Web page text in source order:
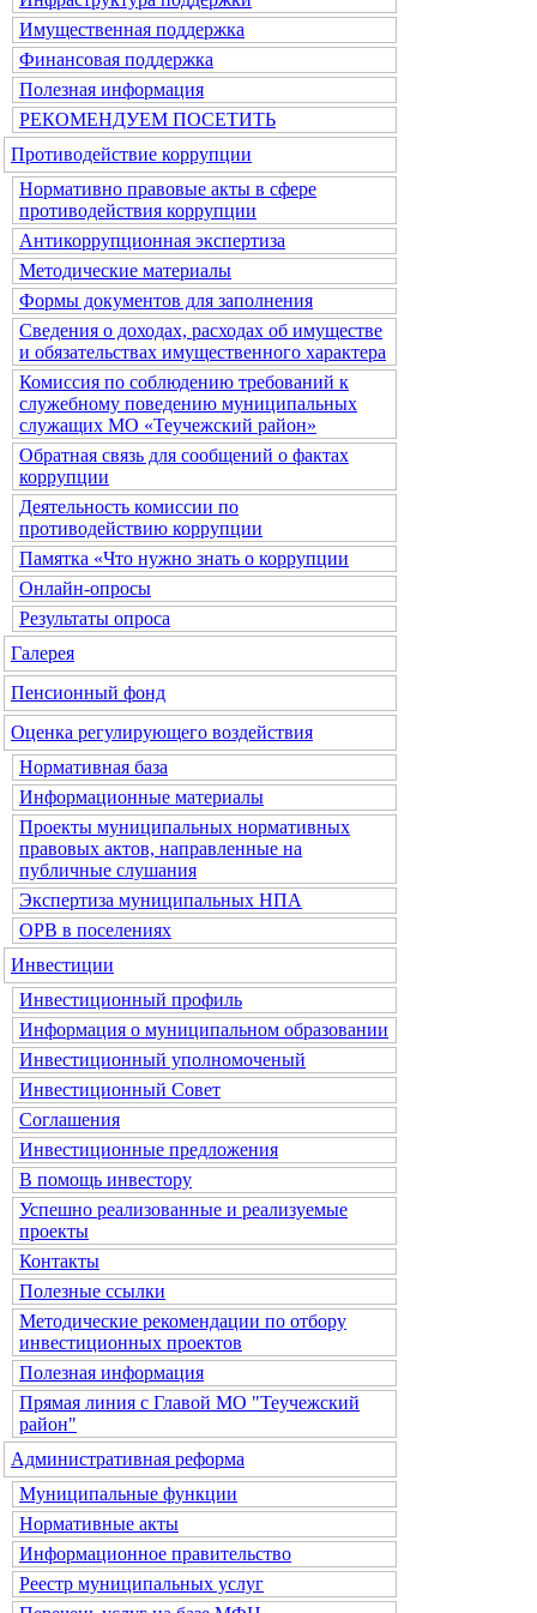
Имущественная поддержка
Финансовая поддержка
Полезная информация
РЕКОМЕНДУЕМ ПОСЕТИТЬ
Противодействие коррупции
Нормативно правовые акты в сфере
противодействия коррупции
Антикоррупционная экспертиза
Методические материалы
Формы документов для заполнения
Сведения о доходах, расходах об имуществе
и обязательствах имущественного характера
Комиссия по соблюдению требований к
служебному поведению муниципальных
служащих МО «Теучежский район»
Обратная связь для сообщений о фактах
коррупции
Деятельность комиссии по
противодействию коррупции
Памятка «Что нужно знать о коррупции
Онлайн-опросы
Результаты опроса
Галерея
Пенсионный фонд
Оценка регулирующего воздействия
Нормативная база
Информационные материалы
Проекты муниципальных нормативных
правовых актов, направленные на
публичные слушания
Экспертиза муниципальных НПА
ОРВ в поселениях
Инвестиции
Инвестиционный профиль
Информация о муниципальном образовании
Инвестиционный уполномоченый
Инвестиционный Совет
Соглашения
Инвестиционные предложения
В помощь инвестору
Успешно реализованные и реализуемые
проекты
Контакты
Полезные ссылки
Методические рекомендации по отбору
инвестиционных проектов
Полезная информация
Прямая линия с Главой МО "Теучежский
район"
Административная реформа
Муниципальные функции
Нормативные акты
Информационное правительство
Реестр муниципальных услуг